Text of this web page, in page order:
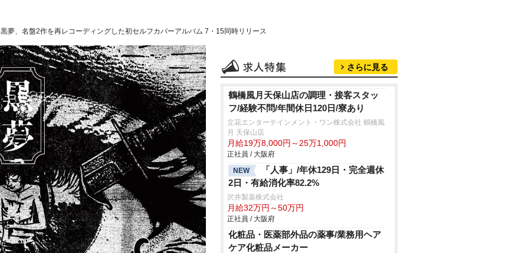
黒夢、名盤2作を再レコーディングした初セルフカバーアルバム 7・15同時リリース
さらに見る
鶴橋風月天保山店の調理・接客スタッ
フ/経験不問/年間休日120日/寮あり
立花エンターテインメント・ワン株式会社 鶴橋風
月 天保山店
月給19万8,000円～25万1,000円
正社員 / 大阪府
NEW
「人事」/年休129日・完全週休
2日・有給消化率82.2%
沢井製薬株式会社
月給32万円～50万円
正社員 / 大阪府
化粧品・医薬部外品の薬事/業務用ヘア
ケア化粧品メーカー